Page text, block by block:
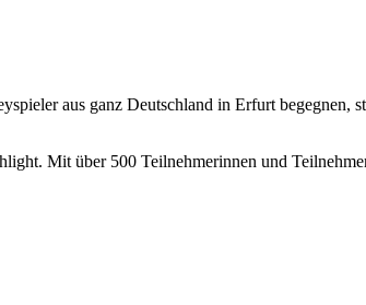
aus ganz Deutschland in Erfurt begegnen,
Mit über 500 Teilnehmerinnen und